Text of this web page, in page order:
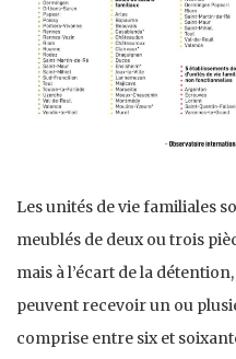
Les unités de vie familiales
meublés de deux ou trois
mais à l’écart de la
peuvent recevoir un ou
comprise entre six et